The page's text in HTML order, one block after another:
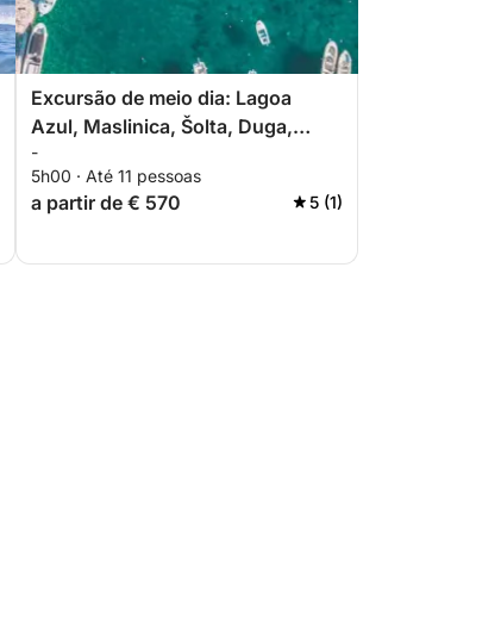
Excursão de meio dia: Lagoa
Azul, Maslinica, Šolta, Duga,
Čiovo
-
5h00 · Até 11 pessoas
a partir de € 570 5 (1)